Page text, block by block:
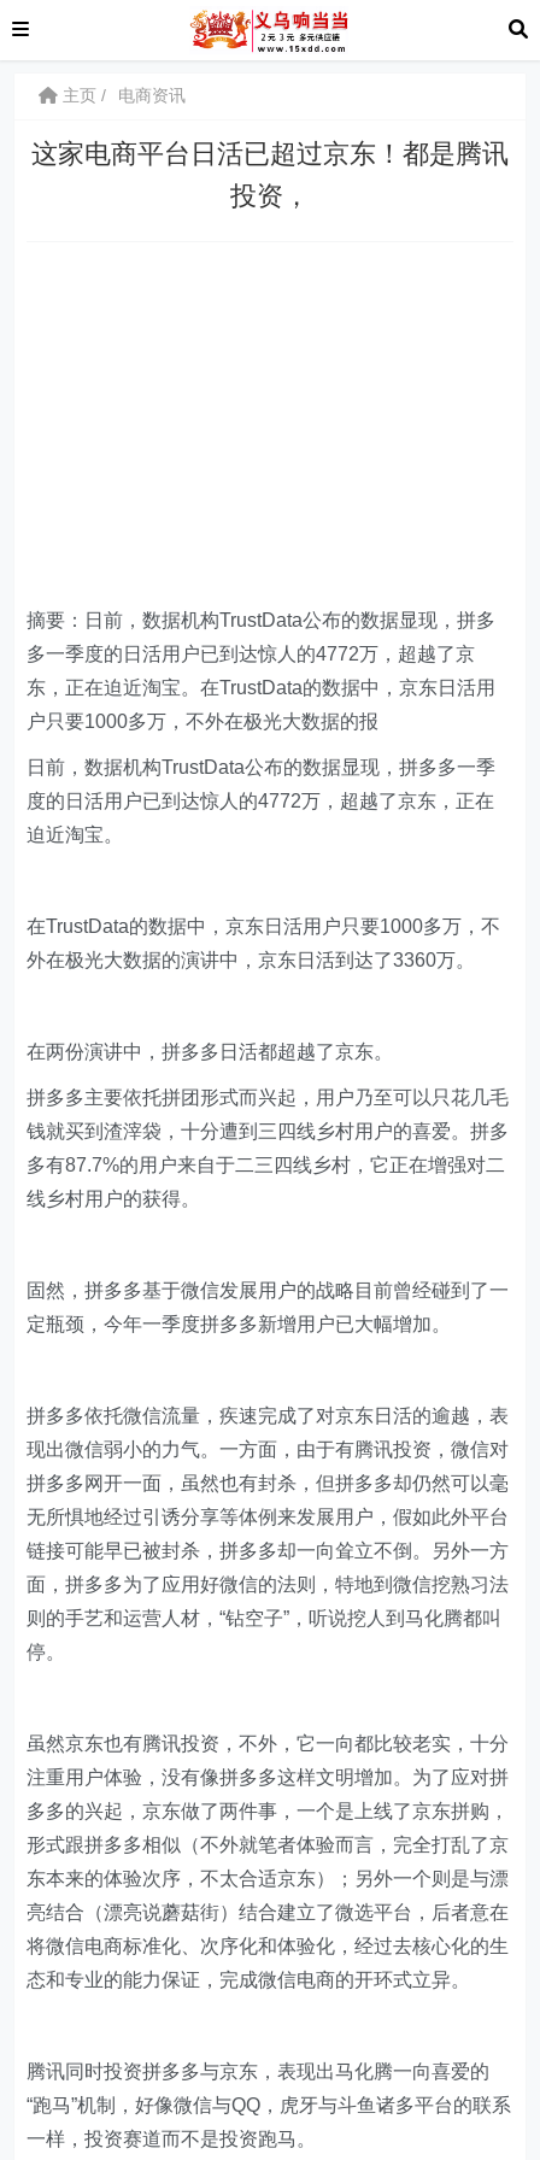
主页 电商资讯
这家电商平台日活已超过京东！都是腾讯
投资，
摘要：日前，数据机构TrustData公布的数据显现，拼多
多一季度的日活用户已到达惊人的4772万，超越了京
东，正在迫近淘宝。在TrustData的数据中，京东日活用
户只要1000多万，不外在极光大数据的报
日前，数据机构TrustData公布的数据显现，拼多多一季
度的日活用户已到达惊人的4772万，超越了京东，正在
迫近淘宝。
在TrustData的数据中，京东日活用户只要1000多万，不
外在极光大数据的演讲中，京东日活到达了3360万。
在两份演讲中，拼多多日活都超越了京东。
拼多多主要依托拼团形式而兴起，用户乃至可以只花几毛
钱就买到渣滓袋，十分遭到三四线乡村用户的喜爱。拼多
多有87.7%的用户来自于二三四线乡村，它正在增强对二
线乡村用户的获得。
固然，拼多多基于微信发展用户的战略目前曾经碰到了一
定瓶颈，今年一季度拼多多新增用户已大幅增加。
拼多多依托微信流量，疾速完成了对京东日活的逾越，表
现出微信弱小的力气。一方面，由于有腾讯投资，微信对
拼多多网开一面，虽然也有封杀，但拼多多却仍然可以毫
无所惧地经过引诱分享等体例来发展用户，假如此外平台
链接可能早已被封杀，拼多多却一向耸立不倒。另外一方
面，拼多多为了应用好微信的法则，特地到微信挖熟习法
则的手艺和运营人材，“钻空子”，听说挖人到马化腾都叫
停。
虽然京东也有腾讯投资，不外，它一向都比较老实，十分
注重用户体验，没有像拼多多这样文明增加。为了应对拼
多多的兴起，京东做了两件事，一个是上线了京东拼购，
形式跟拼多多相似（不外就笔者体验而言，完全打乱了京
东本来的体验次序，不太合适京东）；另外一个则是与漂
亮结合（漂亮说蘑菇街）结合建立了微选平台，后者意在
将微信电商标准化、次序化和体验化，经过去核心化的生
态和专业的能力保证，完成微信电商的开环式立异。
腾讯同时投资拼多多与京东，表现出马化腾一向喜爱的
“跑马”机制，好像微信与QQ，虎牙与斗鱼诸多平台的联系
一样，投资赛道而不是投资跑马。